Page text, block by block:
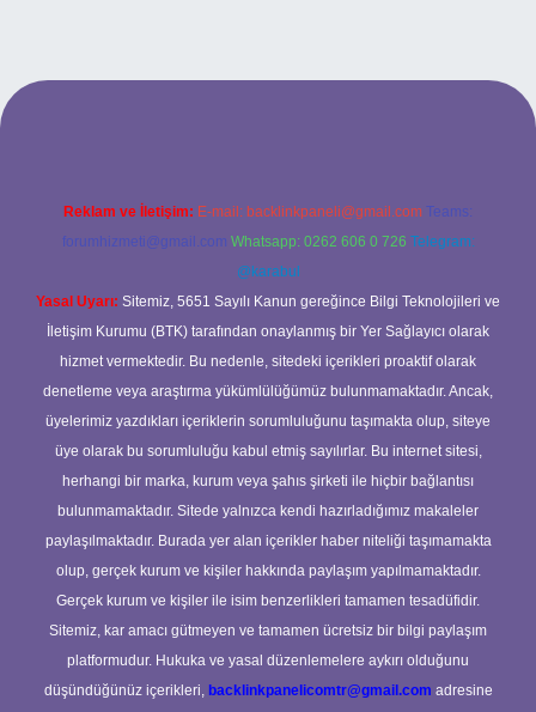
yeni giriş adresi
Reklam ve İletişim: E-mail: backlinkpaneli@gmail.com Teams:
forumhizmeti@gmail.com Whatsapp: 0262 606 0 726 Telegram:
@karabul
Yasal Uyarı: Sitemiz, 5651 Sayılı Kanun gereğince Bilgi Teknolojileri ve
İletişim Kurumu (BTK) tarafından onaylanmış bir Yer Sağlayıcı olarak
hizmet vermektedir. Bu nedenle, sitedeki içerikleri proaktif olarak
denetleme veya araştırma yükümlülüğümüz bulunmamaktadır. Ancak,
üyelerimiz yazdıkları içeriklerin sorumluluğunu taşımakta olup, siteye
üye olarak bu sorumluluğu kabul etmiş sayılırlar. Bu internet sitesi,
herhangi bir marka, kurum veya şahıs şirketi ile hiçbir bağlantısı
bulunmamaktadır. Sitede yalnızca kendi hazırladığımız makaleler
paylaşılmaktadır. Burada yer alan içerikler haber niteliği taşımamakta
olup, gerçek kurum ve kişiler hakkında paylaşım yapılmamaktadır.
Gerçek kurum ve kişiler ile isim benzerlikleri tamamen tesadüfidir.
Sitemiz, kar amacı gütmeyen ve tamamen ücretsiz bir bilgi paylaşım
platformudur. Hukuka ve yasal düzenlemelere aykırı olduğunu
düşündüğünüz içerikleri, backlinkpanelicomtr@gmail.com adresine